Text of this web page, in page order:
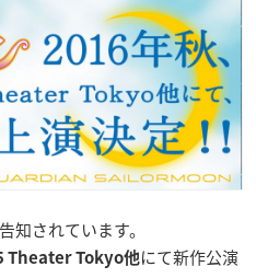
知されています。
Theater Tokyo他 にて新作公演